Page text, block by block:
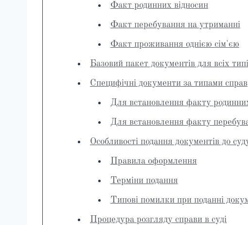
Факт родинних відносин
Факт перебування на утриманні
Факт проживання однією сім'єю
Базовий пакет документів для всіх
Специфічні документи за типами справ
Для встановлення факту
Для встановлення факту
Особливості подання документів до
Правила оформлення
Терміни подання
Типові помилки при поданні
Процедура розгляду справи в суді